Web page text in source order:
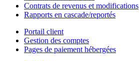
Contrats de revenus et modifications
Rapports en cascade/reportés
Portail client
Gestion des comptes
Pages de paiement hébergées